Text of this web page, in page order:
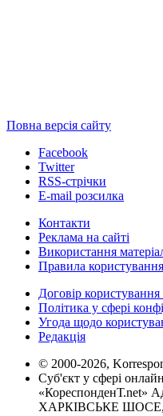
Повна версія сайту
Facebook
Twitter
RSS-стрічки
E-mail розсилка
Контакти
Реклама на сайті
Використання
Правила
Договір
Політика у сфері
Угода щодо
Редакція
© 2000-2026,
Суб'єкт у сфері
«КореспонденТ.net»
ХАРКІВСЬКЕ ШОСЕ,